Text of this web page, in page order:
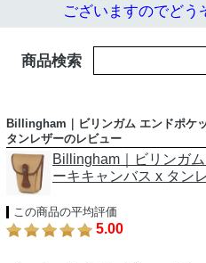
ございますのでどう
商品検索
Billingham｜ビリンガム エンドポケ
タンレザーのレビュー
Billingham｜ビリンガ
ーキキャンバス x タン
この商品の平均評価
5.00